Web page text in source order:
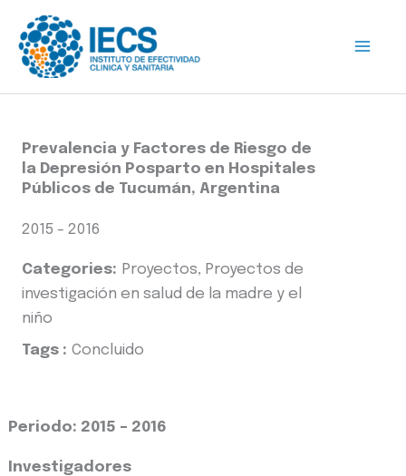
contenido
Prevalencia y Factores de Riesgo de
la Depresión Posparto en Hospitales
Públicos de Tucumán, Argentina
2015 - 2016
Categories: Proyectos, Proyectos de
investigación en salud de la madre y el
niño
Tags : Concluido
Periodo: 2015 – 2016
Investigadores